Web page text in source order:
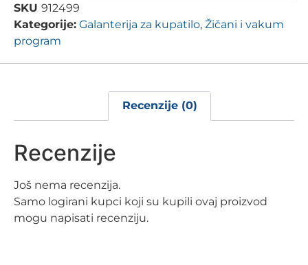
SKU 912499
Kategorije: Galanterija za kupatilo, Žičani i vakum
program
Recenzije (0)
Recenzije
Još nema recenzija.
Samo logirani kupci koji su kupili ovaj proizvod
mogu napisati recenziju.